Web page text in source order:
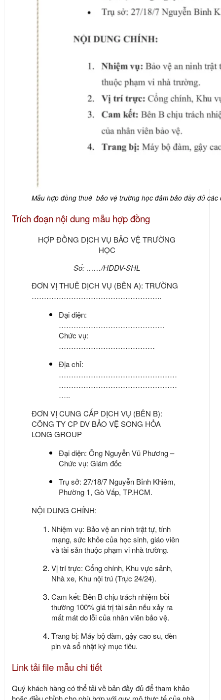
Mẫu hợp đồng thuê bảo vệ trường học đảm bảo đầy đủ các
Trích đoạn nội dung mẫu hợp đồng
HỢP ĐỒNG DỊCH VỤ BẢO VỆ TRƯỜNG
HỌC
Số: ……/HĐDV-SHL
ĐƠN VỊ THUÊ DỊCH VỤ (BÊN A): TRƯỜNG
……………………………………………..
Đại diện:
…………………………………….
Chức vụ:
…………………………………
Địa chỉ:
…………………………………………
…………………………………………
…..
ĐƠN VỊ CUNG CẤP DỊCH VỤ (BÊN B):
CÔNG TY CP DV BẢO VỆ SONG HỎA
LONG GROUP
Đại diện: Ông Nguyễn Vũ Phương–
Chức vụ: Giám đốc
Trụ sở: 27/18/7 Nguyễn Bỉnh Khiêm,
Phường 1, Gò Vấp, TP.HCM.
NỘI DUNG CHÍNH:
Nhiệm vụ: Bảo vệ an ninh trật tự, tính
mạng, sức khỏe của học sinh, giáo viên
và tài sản thuộc phạm vi nhà trường.
Vị trí trực: Cổng chính, Khu vực sảnh,
Nhà xe, Khu nội trú (Trực 24/24).
Cam kết: Bên B chịu trách nhiệm bồi
thường 100% giá trị tài sản nếu xảy ra
mất mát do lỗi của nhân viên bảo vệ.
Trang bị: Máy bộ đàm, gậy cao su, đèn
pin và sổ nhật ký mục tiêu.
Link tải file mẫu chi tiết
Quý khách hàng có thể tải về bản đầy đủ để tham khảo